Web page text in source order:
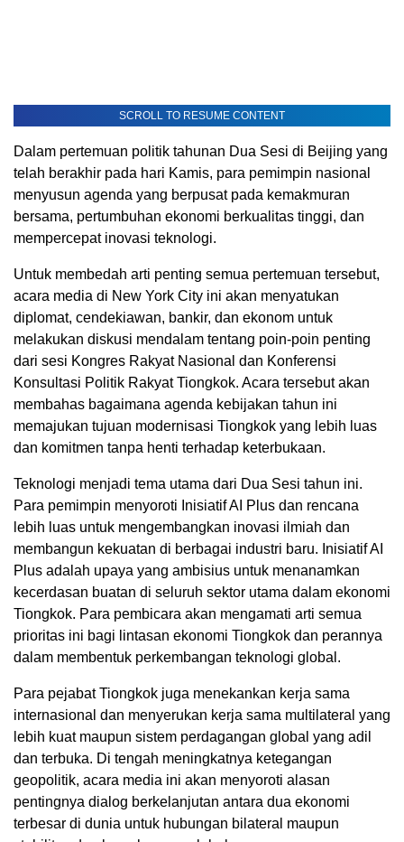
SCROLL TO RESUME CONTENT
Dalam pertemuan politik tahunan Dua Sesi di Beijing yang
telah berakhir pada hari Kamis, para pemimpin nasional
menyusun agenda yang berpusat pada kemakmuran
bersama, pertumbuhan ekonomi berkualitas tinggi, dan
mempercepat inovasi teknologi.
Untuk membedah arti penting semua pertemuan tersebut,
acara media di New York City ini akan menyatukan
diplomat, cendekiawan, bankir, dan ekonom untuk
melakukan diskusi mendalam tentang poin-poin penting
dari sesi Kongres Rakyat Nasional dan Konferensi
Konsultasi Politik Rakyat Tiongkok. Acara tersebut akan
membahas bagaimana agenda kebijakan tahun ini
memajukan tujuan modernisasi Tiongkok yang lebih luas
dan komitmen tanpa henti terhadap keterbukaan.
Teknologi menjadi tema utama dari Dua Sesi tahun ini.
Para pemimpin menyoroti Inisiatif AI Plus dan rencana
lebih luas untuk mengembangkan inovasi ilmiah dan
membangun kekuatan di berbagai industri baru. Inisiatif AI
Plus adalah upaya yang ambisius untuk menanamkan
kecerdasan buatan di seluruh sektor utama dalam ekonomi
Tiongkok. Para pembicara akan mengamati arti semua
prioritas ini bagi lintasan ekonomi Tiongkok dan perannya
dalam membentuk perkembangan teknologi global.
Para pejabat Tiongkok juga menekankan kerja sama
internasional dan menyerukan kerja sama multilateral yang
lebih kuat maupun sistem perdagangan global yang adil
dan terbuka. Di tengah meningkatnya ketegangan
geopolitik, acara media ini akan menyoroti alasan
pentingnya dialog berkelanjutan antara dua ekonomi
terbesar di dunia untuk hubungan bilateral maupun